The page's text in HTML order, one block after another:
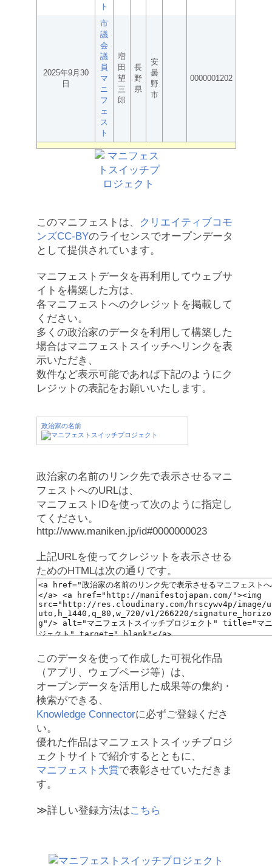
ト
2025年9月30
日
市
議
会
議
員
マ
ニ
フ
ェ
ス
ト
増
田
望
三
郎
長
野
県
安
曇
野
市
0000001202
このマニフェストは、
クリエイティブコモ
ンズCC-BYのライセンスでオープンデータ
として提供されています。
マニフェストデータを再利用してウェブサ
イトを構築した方は、
各マニフェストへのクレジットを掲載して
ください。
多くの政治家のデータを利用して構築した
場合はマニフェストスイッチへリンクを表
示いただき、
数件など表示可能であれば下記のようにク
レジットの表記をお願いいたします。
政治家の名前
政治家の名前のリンク先で表示させるマニ
フェストへのURLは、
マニフェストIDを使って次のように指定し
てください。
http://www.maniken.jp/id#0000000023
上記URLを使ってクレジットを表示させる
ためのHTMLは次の通りです。
このデータを使って作成した可視化作品
（アプリ、ウェブページ等）は、
オープンデータを活用した成果等の集約・
検索ができる、
Knowledge Connectorに必ずご登録くださ
い。
優れた作品はマニフェストスイッチプロジ
ェクトサイトで紹介するとともに、
マニフェスト大賞で表彰させていただきま
す。
≫詳しい登録方法はこちら